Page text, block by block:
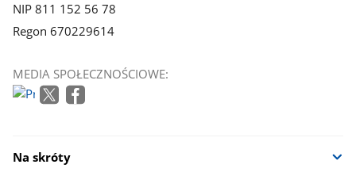
NIP 811 152 56 78
Regon 670229614
MEDIA SPOŁECZNOŚCIOWE:
Na skróty